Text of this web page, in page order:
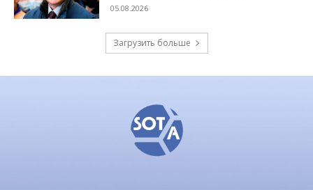
05.08.2026
Загрузить больше